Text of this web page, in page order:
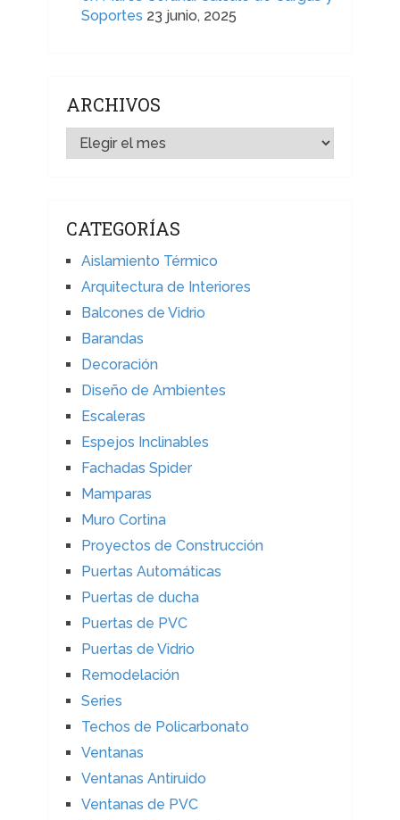
Soportes 23 junio, 2025
ARCHIVOS
ARCHIVOS
CATEGORÍAS
Aislamiento Térmico
Arquitectura de Interiores
Balcones de Vidrio
Barandas
Decoración
Diseño de Ambientes
Escaleras
Espejos Inclinables
Fachadas Spider
Mamparas
Muro Cortina
Proyectos de Construcción
Puertas Automáticas
Puertas de ducha
Puertas de PVC
Puertas de Vidrio
Remodelación
Series
Techos de Policarbonato
Ventanas
Ventanas Antiruido
Ventanas de PVC